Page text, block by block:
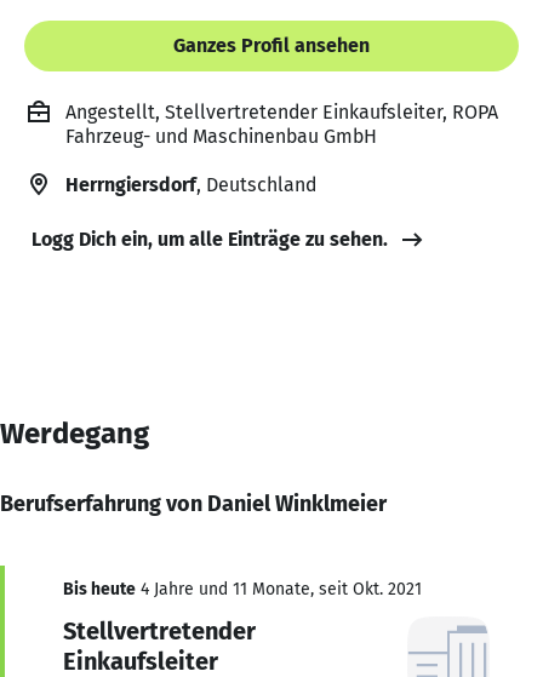
Ganzes Profil ansehen
Angestellt, Stellvertretender Einkaufsleiter, ROPA
Fahrzeug- und Maschinenbau GmbH
Herrngiersdorf, Deutschland
Logg Dich ein, um alle Einträge zu sehen.
Werdegang
Berufserfahrung von Daniel Winklmeier
Bis heute 4 Jahre und 11 Monate, seit Okt. 2021
Stellvertretender
Einkaufsleiter